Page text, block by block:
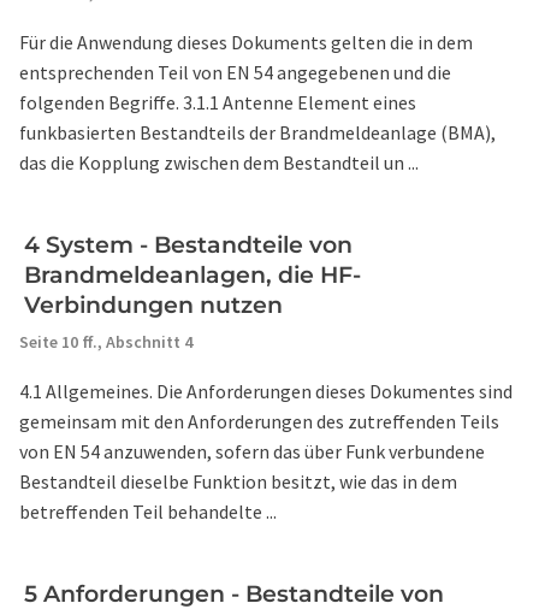
Für die Anwendung dieses Dokuments gelten die in dem
entsprechenden Teil von EN 54 angegebenen und die
folgenden Begriffe. 3.1.1 Antenne Element eines
funkbasierten Bestandteils der Brandmeldeanlage (BMA),
das die Kopplung zwischen dem Bestandteil un ...
4 System - Bestandteile von
Brandmeldeanlagen, die HF-
Verbindungen nutzen
Seite 10 ff., Abschnitt 4
4.1 Allgemeines. Die Anforderungen dieses Dokumentes sind
gemeinsam mit den Anforderungen des zutreffenden Teils
von EN 54 anzuwenden, sofern das über Funk verbundene
Bestandteil dieselbe Funktion besitzt, wie das in dem
betreffenden Teil behandelte ...
5 Anforderungen - Bestandteile von